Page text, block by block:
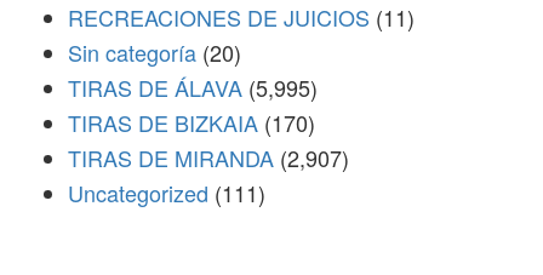
RECREACIONES DE JUICIOS (11)
Sin categoría (20)
TIRAS DE ÁLAVA (5,995)
TIRAS DE BIZKAIA (170)
TIRAS DE MIRANDA (2,907)
Uncategorized (111)